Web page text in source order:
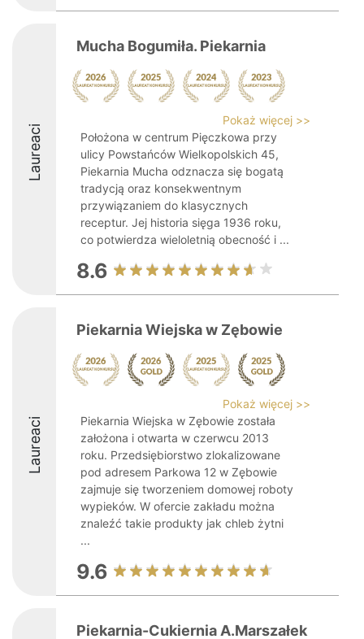
Laureaci
Mucha Bogumiła. Piekarnia
Pokaż więcej >>
Położona w centrum Pięczkowa przy
ulicy Powstańców Wielkopolskich 45,
Piekarnia Mucha odznacza się bogatą
tradycją oraz konsekwentnym
przywiązaniem do klasycznych
receptur. Jej historia sięga 1936 roku,
co potwierdza wieloletnią obecność i ...
8.6
Laureaci
Piekarnia Wiejska w Zębowie
Pokaż więcej >>
Piekarnia Wiejska w Zębowie została
założona i otwarta w czerwcu 2013
roku. Przedsiębiorstwo zlokalizowane
pod adresem Parkowa 12 w Zębowie
zajmuje się tworzeniem domowej roboty
wypieków. W ofercie zakładu można
znaleźć takie produkty jak chleb żytni
...
9.6
Piekarnia-Cukiernia A.Marszałek